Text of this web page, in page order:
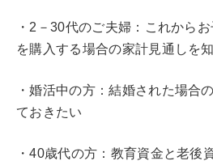
・2－30代のご夫婦：これから
を購入する場合の家計見通しを
・婚活中の方：結婚された場合
ておきたい
・40歳代の方：教育資金と老後